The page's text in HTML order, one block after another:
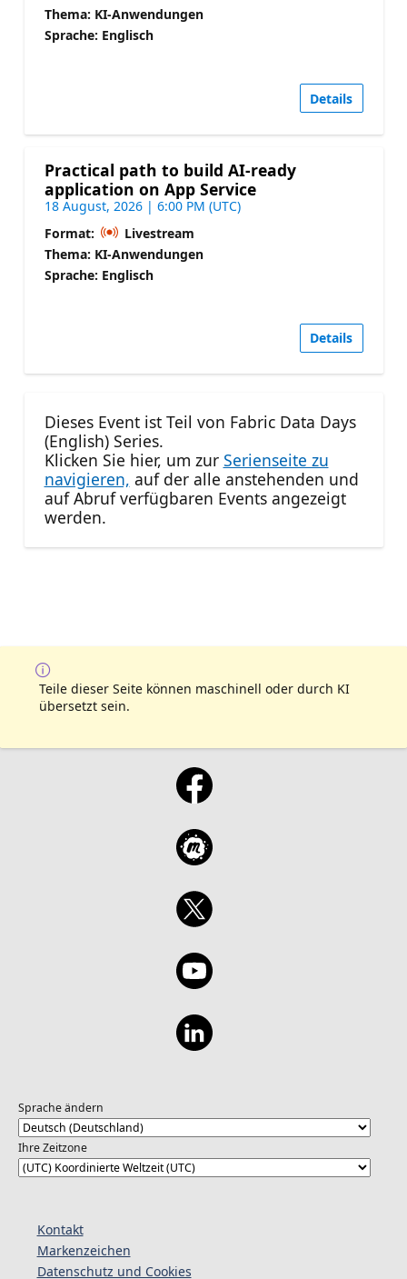
Thema: KI-Anwendungen
Sprache: Englisch
Details
Practical path to build AI-ready
application on App Service
18 August, 2026 | 6:00 PM (UTC)
Format:
Livestream
Thema: KI-Anwendungen
Sprache: Englisch
Details
Dieses Event ist Teil von Fabric Data Days
(English) Series.
Klicken Sie hier, um zur Serienseite zu
navigieren, auf der alle anstehenden und
auf Abruf verfügbaren Events angezeigt
werden.
Teile dieser Seite können maschinell oder durch KI
übersetzt sein.
Sprache ändern
Ihre Zeitzone
Kontakt
Markenzeichen
Datenschutz und Cookies